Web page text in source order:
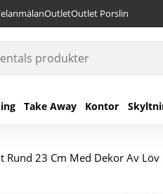
OutletOutlet Porslin
Take Away Kontor
Rund 23 Cm Med Dekor Av Löv